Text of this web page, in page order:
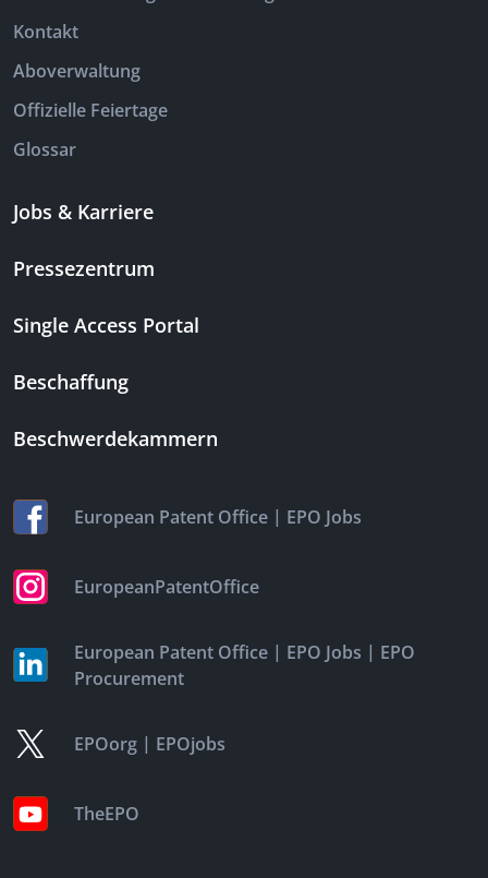
Kontakt
Aboverwaltung
Offizielle Feiertage
Glossar
Jobs & Karriere
Pressezentrum
Single Access Portal
Beschaffung
Beschwerdekammern
European Patent Office | EPO Jobs
EuropeanPatentOffice
European Patent Office | EPO Jobs | EPO
Procurement
EPOorg | EPOjobs
TheEPO